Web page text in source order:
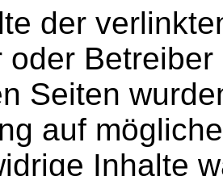
der
oder
Seiten
auf
Inhalte